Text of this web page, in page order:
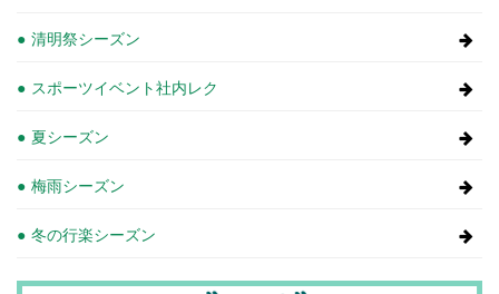
清明祭シーズン
スポーツイベント社内レク
夏シーズン
梅雨シーズン
冬の行楽シーズン